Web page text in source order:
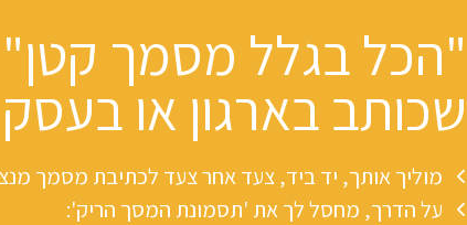
"הכל בגלל מסמך
שכותב בארגון או
מוליך אותך, יד ביד, צעד אחר צעד לכתיבת מסמך
על הדרך, מחסל לך את 'תסמונת המסך הריק':